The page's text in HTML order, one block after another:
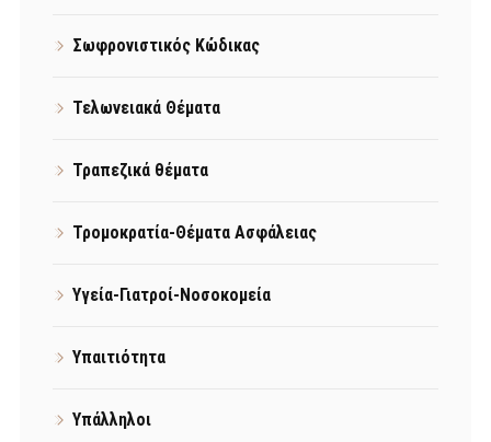
Σωφρονιστικός Κώδικας
Τελωνειακά Θέματα
Τραπεζικά θέματα
Τρομοκρατία-Θέματα Ασφάλειας
Υγεία-Γιατροί-Νοσοκομεία
Υπαιτιότητα
Υπάλληλοι